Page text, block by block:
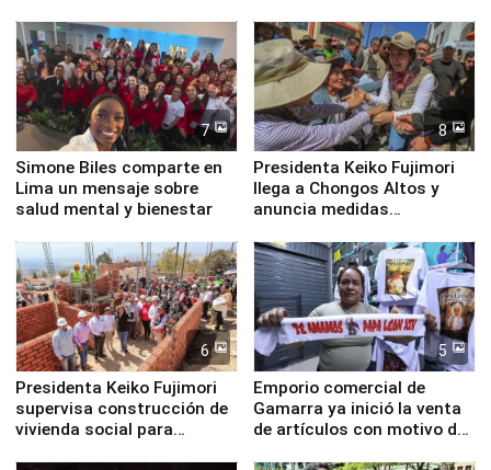
7
Simone Biles comparte en
Lima un mensaje sobre
salud mental y bienestar
8
Presidenta Keiko Fujimori
llega a Chongos Altos y
anuncia medidas
educación, salud y empleo
6
Presidenta Keiko Fujimori
supervisa construcción de
vivienda social para
5
Emporio comercial de
Gamarra ya inició la venta
de artículos con motivo de